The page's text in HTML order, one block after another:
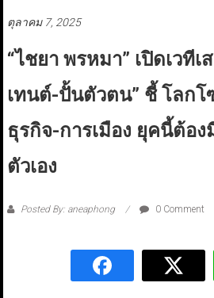
ตุลาคม 7, 2025
“ไชยา พรหมา” เปิดเวทีเ
เทนต์-ปั้นตัวตน” ชี้ โลกโ
ธุรกิจ-การเมือง ยุคนี้ต้อ
ตัวเอง
Posted By: aneaphong 0 Comment